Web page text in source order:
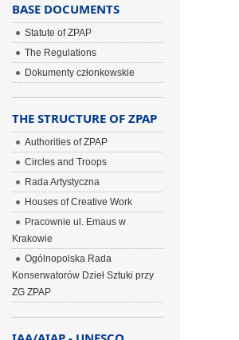
BASE DOCUMENTS
Statute of ZPAP
The Regulations
Dokumenty członkowskie
THE STRUCTURE OF ZPAP
Authorities of ZPAP
Circles and Troops
Rada Artystyczna
Houses of Creative Work
Pracownie ul. Emaus w
Krakowie
Ogólnopolska Rada
Konserwatorów Dzieł Sztuki przy
ZG ZPAP